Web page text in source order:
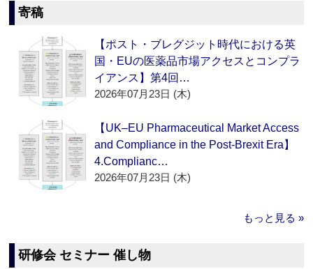
寄稿
【ポスト・ブレグジット時代における英
国・EUの医薬品市場アクセスとコンプラ
イアンス】第4回…
2026年07月23日 (木)
【UK–EU Pharmaceutical Market Access
and Compliance in the Post-Brexit Era】
4.Complianc…
2026年07月23日 (木)
もっと見る »
研修会 セミナー 催し物